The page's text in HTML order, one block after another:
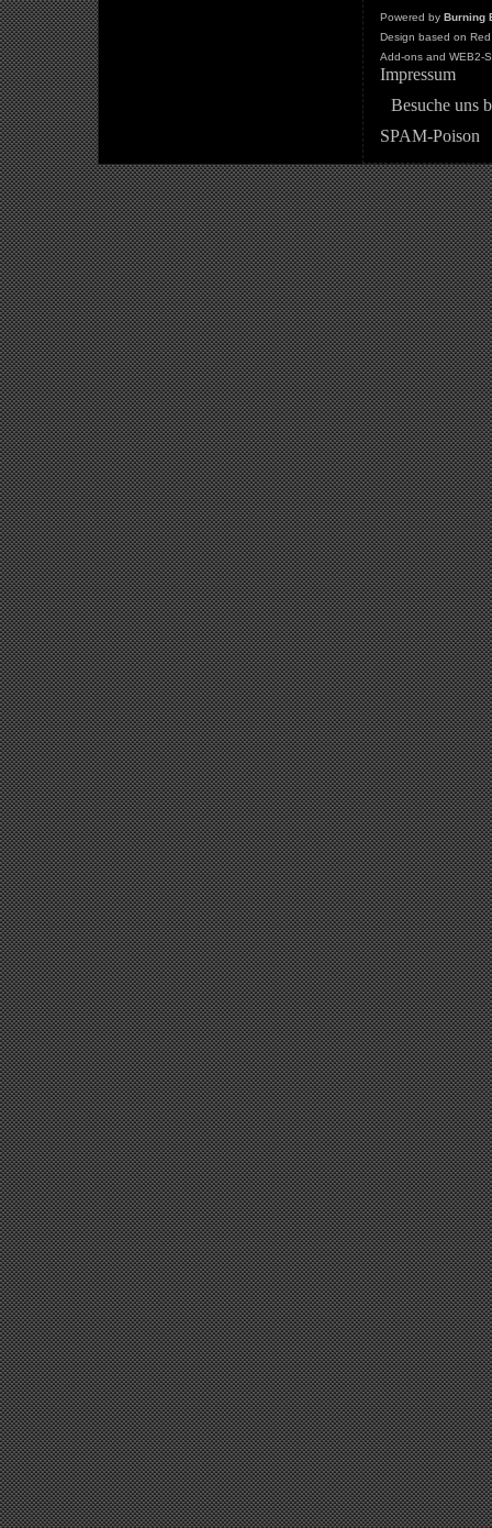
Powered by Burning
Design based on
Add-ons and WEB2-
Impressum
Besuche uns
SPAM-Poison